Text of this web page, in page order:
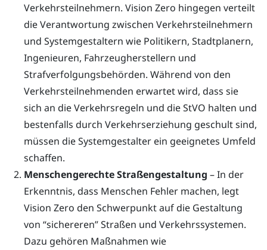
Verkehrsteilnehmern. Vision Zero hingegen verteilt
die Verantwortung zwischen Verkehrsteilnehmern
und Systemgestaltern wie Politikern, Stadtplanern,
Ingenieuren, Fahrzeugherstellern und
Strafverfolgungsbehörden. Während von den
Verkehrsteilnehmenden erwartet wird, dass sie
sich an die Verkehrsregeln und die StVO halten und
bestenfalls durch Verkehrserziehung geschult sind,
müssen die Systemgestalter ein geeignetes Umfeld
schaffen.
Menschengerechte Straßengestaltung – In der
Erkenntnis, dass Menschen Fehler machen, legt
Vision Zero den Schwerpunkt auf die Gestaltung
von “sichereren” Straßen und Verkehrssystemen.
Dazu gehören Maßnahmen wie